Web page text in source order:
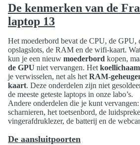
De kenmerken van de
laptop 13
Het moederbord bevat de CPU, de GPU,
opslagslots, de RAM en de wifi-kaart.
kun je een nieuw moederbord kopen,
de GPU niet vervangen. Het koellichaam
je verwisselen, net als het RAM-
kaart. Deze onderdelen zijn niet
de meeste geteste laptops in onze labo’s.
Andere onderdelen die je kunt
scharnieren, het toetsenbord, de
vingerafdruklezer, de batterij en de
De aansluitpoorten